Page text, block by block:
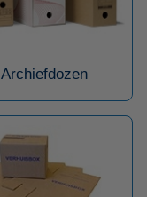
Archiefdozen